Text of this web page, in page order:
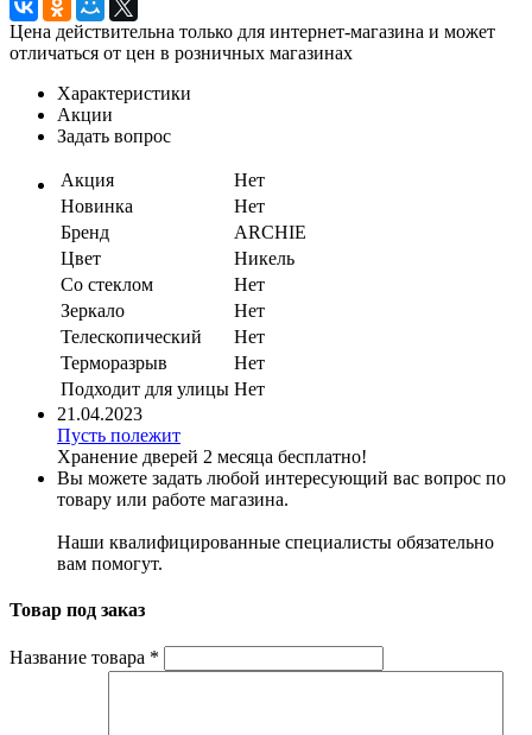
Цена действительна только для интернет-магазина и может
отличаться от цен в розничных магазинах
Характеристики
Акции
Задать вопрос
Акция
Нет
Новинка
Нет
Бренд
ARCHIE
Цвет
Никель
Со стеклом
Нет
Зеркало
Нет
Телескопический
Нет
Терморазрыв
Нет
Подходит для улицы Нет
21.04.2023
Пусть полежит
Хранение дверей 2 месяца бесплатно!
Вы можете задать любой интересующий вас вопрос по
товару или работе магазина.
Наши квалифицированные специалисты обязательно
вам помогут.
Товар под заказ
Название товара *